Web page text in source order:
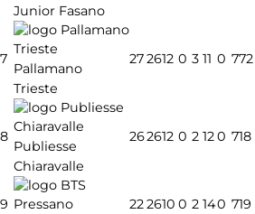
Junior Fasano
7
Pallamano
Trieste
272612 0 3 11 0 772
8
Publiesse
Chiaravalle
262612 0 2 120 718
9
222610 0 2 140 719